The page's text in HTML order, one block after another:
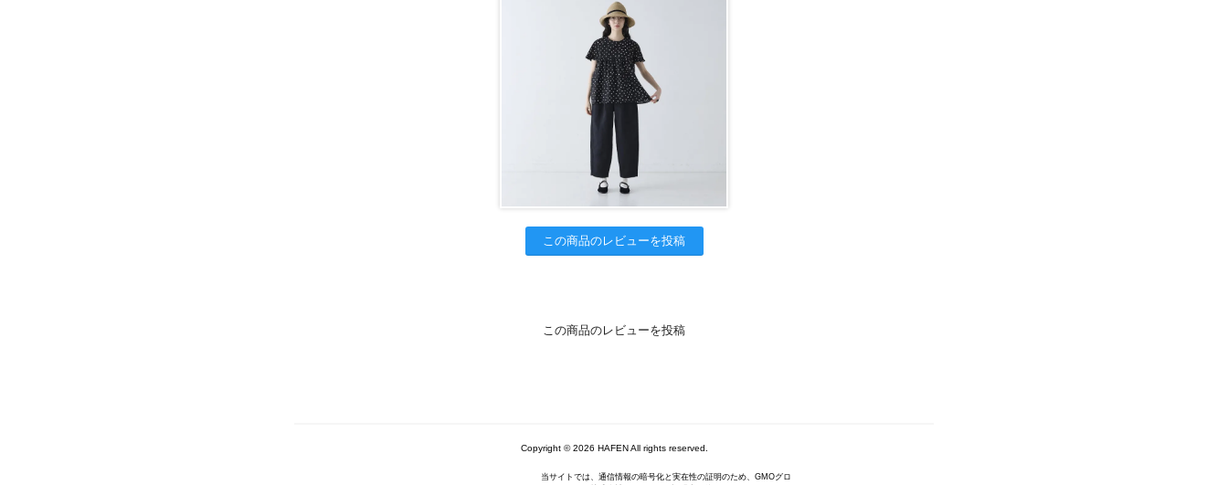
この商品のレビューを投稿
この商品のレビューを投稿
Copyright © 2026 HAFEN All rights reserved.
当サイトでは、通信情報の暗号化と実在性の証明のため、GMOグロ